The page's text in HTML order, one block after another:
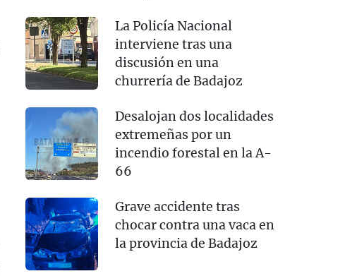
La Policía Nacional
interviene tras una
discusión en una
churrería de Badajoz
Desalojan dos localidades
extremeñas por un
incendio forestal en la A-
66
Grave accidente tras
chocar contra una vaca en
la provincia de Badajoz